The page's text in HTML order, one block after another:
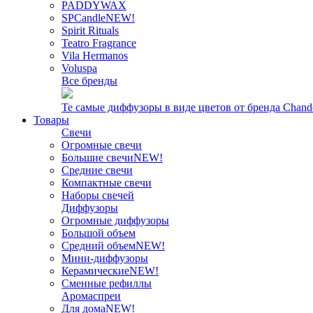
PADDYWAX
SPCandleNEW!
Spirit Rituals
Teatro Fragrance
Vila Hermanos
Voluspa
Все бренды
Те самые диффузоры в виде цветов от бренда
Товары
Свечи
Огромные свечи
Большие свечиNEW!
Средние свечи
Компактные свечи
Наборы свечей
Диффузоры
Огромные диффузоры
Большой объем
Средний объемNEW!
Мини-диффузоры
КерамическиеNEW!
Сменные рефиллы
Аромаспреи
Для домаNEW!